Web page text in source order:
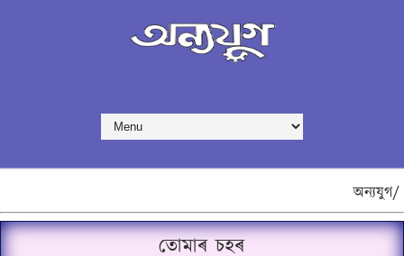
অন্যযুগ/
তোমাৰ চহৰ